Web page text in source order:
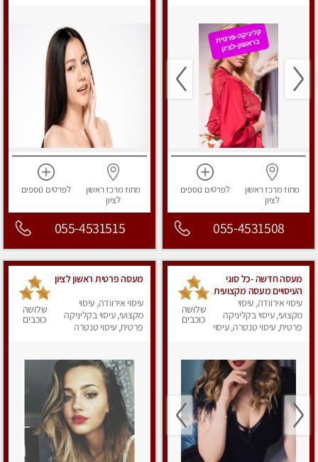
מחוז מרכזראשון
לציון
לפרטים נוספים
055-4531508
מחוז מרכזראשון
לציון
לפרטים נוספים
055-4531515
מעסה חדשה -כל סוגי
העיסויים מעסה מקצועית
ואיכותית פרטי!!!מומלץ
לחלוטין!!
עיסוי אירוודה, עיסוי
מקצועי, עיסוי בקליניקה
פרטית, עיסוי טנטרה, עיסוי
שלושה
כוכבים
מעסה פרטית ראשון לציון
עיסוי אירוודה, עיסוי
מקצועי, עיסוי בקליניקה
פרטית, עיסוי טנטרה
שלושה
כוכבים